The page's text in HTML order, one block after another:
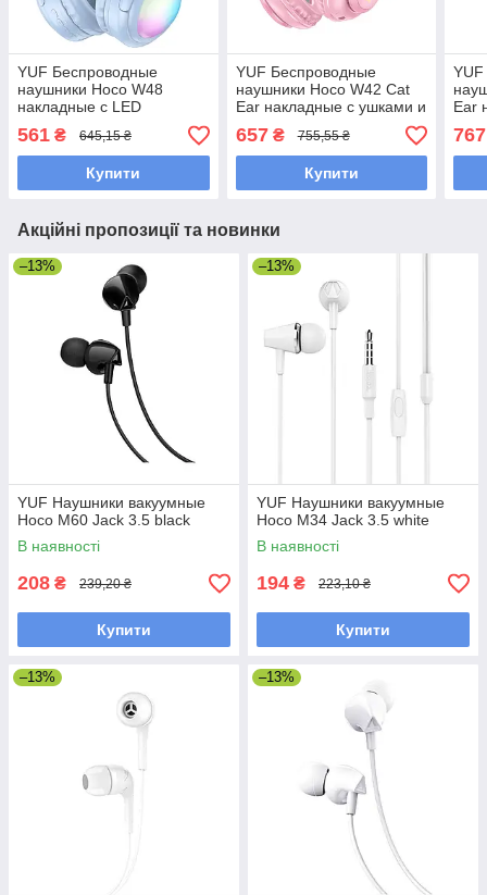
YUF Беспроводные
наушники Hoco W48
накладные с LED
подсветкой blue
561 ₴ 645,15 ₴
Купити
YUF Беспроводные
наушники Hoco W42 Cat
Ear накладные с ушками и
LED подсветкой cherry
blossom
657₴ 755,55 ₴
Купити
Ear
LED
767
Акційні пропозиції та новинки
–13%
YUF Наушники вакуумные
Hoco M60 Jack 3.5 black
В наявності
208 ₴ 239,20 ₴
Купити
–13%
YUF Наушники вакуумные
Hoco M34 Jack 3.5 white
В наявності
194 ₴ 223,10 ₴
Купити
–13% –13%